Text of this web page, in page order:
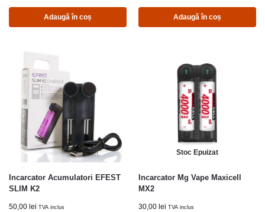
Adaugă în coș Adaugă în coș
Incarcator Acumulatori EFEST
SLIM K2
50,00 lei TVA inclus
Stoc Epuizat
Incarcator Mg Vape Maxicell
MX2
30,00 lei TVA inclus